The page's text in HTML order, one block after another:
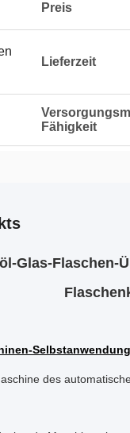
Preis
Lieferzeit
Fähigkeit
Glas-Flaschen-
Selbstanwendung
des